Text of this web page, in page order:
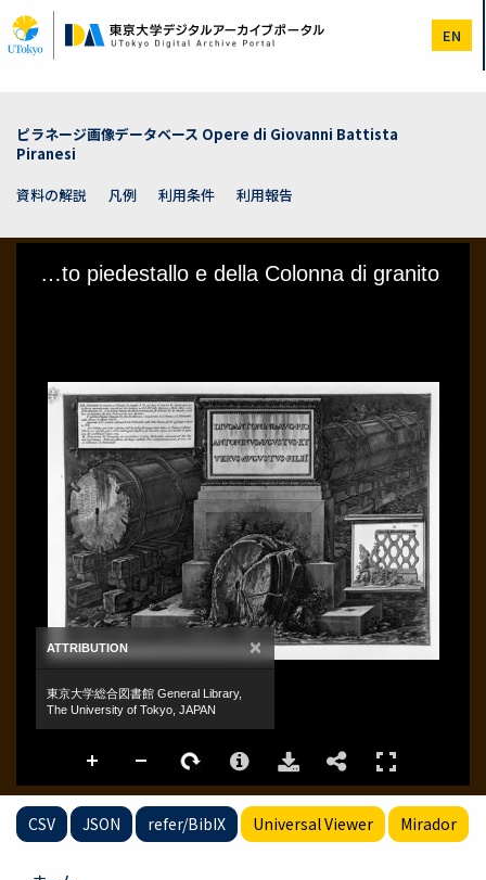
イ
ン
EN
ピラネージ画像データベース Opere di Giovanni Battista
Piranesi
資料の解説
凡例 利用条件 利用報告
CSV JSON refer/BibIX Universal Viewer Mirador